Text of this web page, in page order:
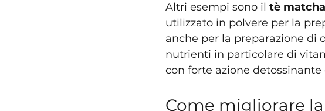
Altri esempi sono il tè
utilizzato in polvere per la
anche per la preparazione di
nutrienti in particolare di
con forte azione
Come migliorare